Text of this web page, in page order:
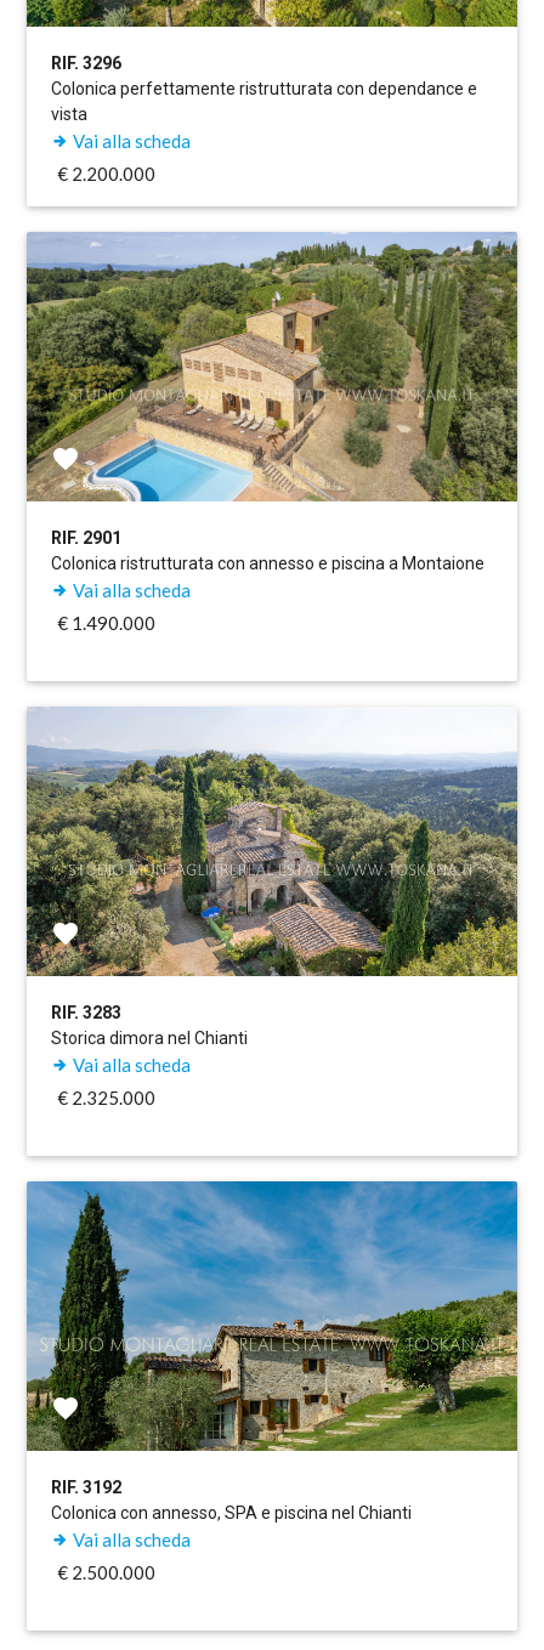
RIF. 3296
Colonica perfettamente ristrutturata con dependance e
vista
Vai alla scheda
€ 2.200.000
RIF. 2901
Colonica ristrutturata con annesso e piscina a Montaione
Vai alla scheda
€ 1.490.000
RIF. 3283
Storica dimora nel Chianti
Vai alla scheda
€ 2.325.000
RIF. 3192
Colonica con annesso, SPA e piscina nel Chianti
Vai alla scheda
€ 2.500.000